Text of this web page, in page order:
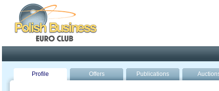
Profile Offers Publications